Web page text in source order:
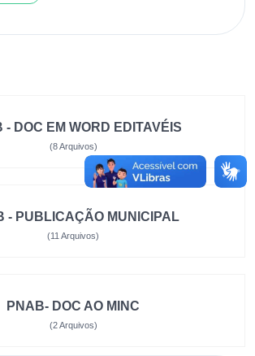
- DOC EM WORD EDITAVÉIS
(8 Arquivos)
- PUBLICAÇÃO MUNICIPAL
(11 Arquivos)
PNAB- DOC AO MINC
(2 Arquivos)